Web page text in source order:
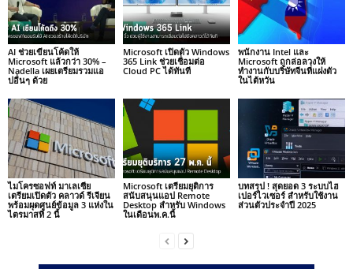
AI ช่วยเขียนโค้ดให้
Microsoft แล้วกว่า 30% –
Nadella เผยเตรียมรวมแอ
ปอื่นๆ ด้วย
Microsoft เปิดตัว Windows
365 Link ช่วยเชื่อมต่อ
Cloud PC ได้ทันที
พนักงาน Intel และ
Microsoft ถูกล่อลวงให้
ทำงานกับบริษัทจีนที่แฝงตัว
ในไต้หวัน
ไมโครซอฟท์ มาเลเซีย
เตรียมเปิดตัว คลาวด์ รีเจียน
พร้อมผุดศูนย์ข้อมูล 3 แห่งใน
ไตรมาสที่ 2 นี้
Microsoft เตรียมยุติการ
สนับสนุนแอป Remote
Desktop สำหรับ Windows
ในเดือนพ.ค.นี้
บทสรุป ! สุดยอด 3 ระบบไฮ
เปอร์ไวเซอร์ สำหรับใช้งาน
ส่วนตัวประจำปี 2025